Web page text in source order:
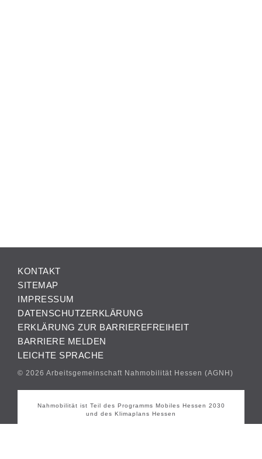
KONTAKT
SITEMAP
IMPRESSUM
DATENSCHUTZERKLÄRUNG
ERKLÄRUNG ZUR BARRIEREFREIHEIT
BARRIERE MELDEN
LEICHTE SPRACHE
© 2026 Arbeitsgemeinschaft Nahmobilität Hessen (AGNH)
Nahmobilität ist Teil des Programms Mobiles Hessen 2030
und des Klimaplans Hessen